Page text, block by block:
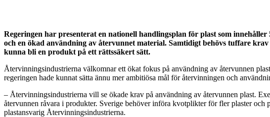
Regeringen har presenterat en nationell handlingsplan för plast som
och en ökad användning av återvunnet material. Samtidigt behövs tuffare
kunna bli en produkt på ett rättssäkert sätt.
Återvinningsindustrierna välkomnar ett ökat fokus på användning av återvunnen
regeringen hade kunnat sätta ännu mer ambitiösa mål för återvinningen och
– Återvinningsindustrierna vill se ökade krav på användning av återvunnen plast.
återvunnen råvara i produkter. Sverige behöver införa kvotplikter för fler plaster
plastansvarig Återvinningsindustrierna.